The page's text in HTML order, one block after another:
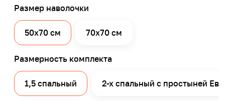
Размер наволочки
50х70 см 70х70 см
Размерность комплекта
1,5 спальный 2-x спальный с простыней